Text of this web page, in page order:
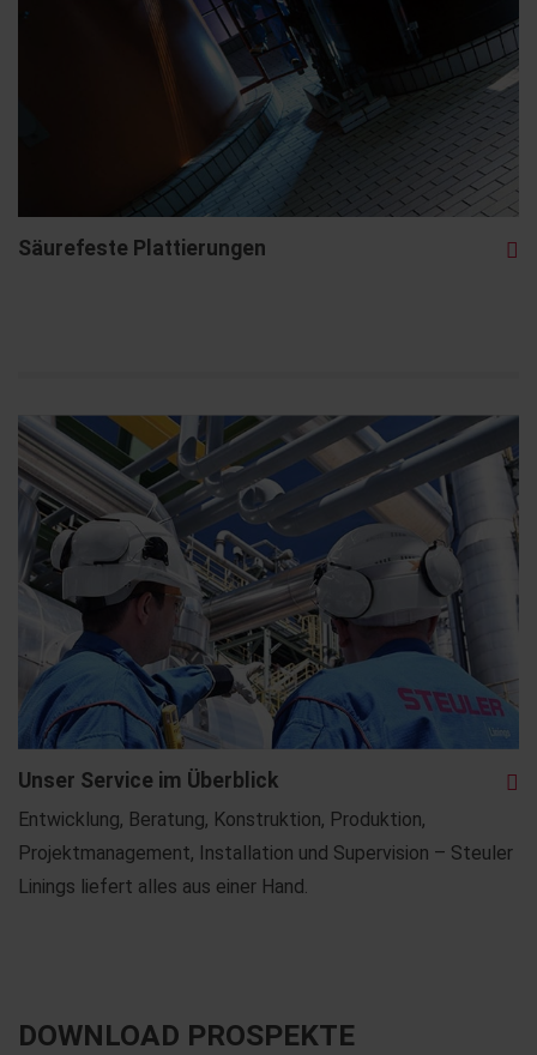
Säurefeste Plattierungen
Unser Service im Überblick
Entwicklung, Beratung, Konstruktion, Produktion,
Projektmanagement, Installation und Supervision – Steuler
Linings liefert alles aus einer Hand.
DOWNLOAD PROSPEKTE